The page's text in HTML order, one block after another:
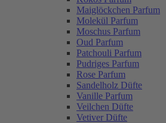
Maiglöckchen Parfum
Molekül Parfum
Moschus Parfum
Oud Parfum
Patchouli Parfum
Pudriges Parfum
Rose Parfum
Sandelholz Düfte
Vanille Parfum
Veilchen Düfte
Vetiver Düfte